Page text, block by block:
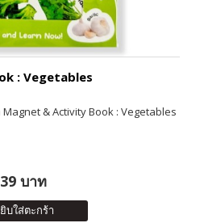
: Vegetables
& Activity Book : Vegetables
39 บาท
บใส่ตะกร้า